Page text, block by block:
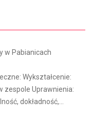
w Pabianicach
Wykształcenie:
zespole Uprawnienia:
dokładność,...